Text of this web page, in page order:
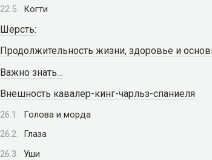
Когти
Шерсть:
Продолжительность жизни, здоровье и
Важно знать…
Внешность кавалер-кинг-чарльз-спаниеля
Голова и морда
Глаза
Уши